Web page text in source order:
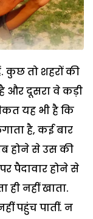
कुछ तो शहरों की
और दूसरा वे कड़ी
यह भी है कि
है, कई बार
होने से उस की
पैदावार होने से
नहीं खाता.
पहुंच पातीं. न